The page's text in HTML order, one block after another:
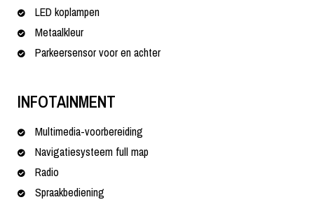
LED koplampen
Metaalkleur
Parkeersensor voor en achter
INFOTAINMENT
Multimedia-voorbereiding
Navigatiesysteem full map
Radio
Spraakbediening